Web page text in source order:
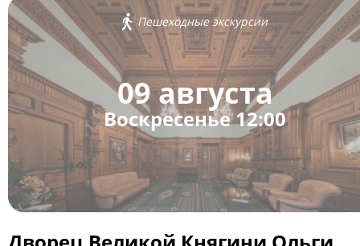
Пешеходные экскурсии
09 августа
Воскресенье 12:00